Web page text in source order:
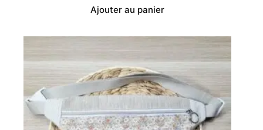
Ajouter au panier